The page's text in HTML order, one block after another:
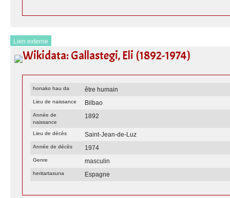
Lien externe
Wikidata: Gallastegi, Eli (1892-1974)
honako hau da être humain
Lieu de naissance Bilbao
Année de
naissance
1892
Lieu de décès Saint-Jean-de-Luz
Année de décès 1974
Genre masculin
heritartasuna Espagne